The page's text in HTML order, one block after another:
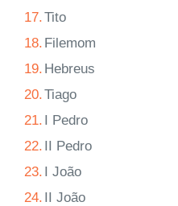
17.Tito
18. Filemom
19. Hebreus
20.Tiago
21. I Pedro
22. II Pedro
23. I João
24. II João